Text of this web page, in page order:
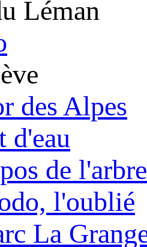
Léman
des Alpes
d'eau
de l'arbre
l'oublié
La